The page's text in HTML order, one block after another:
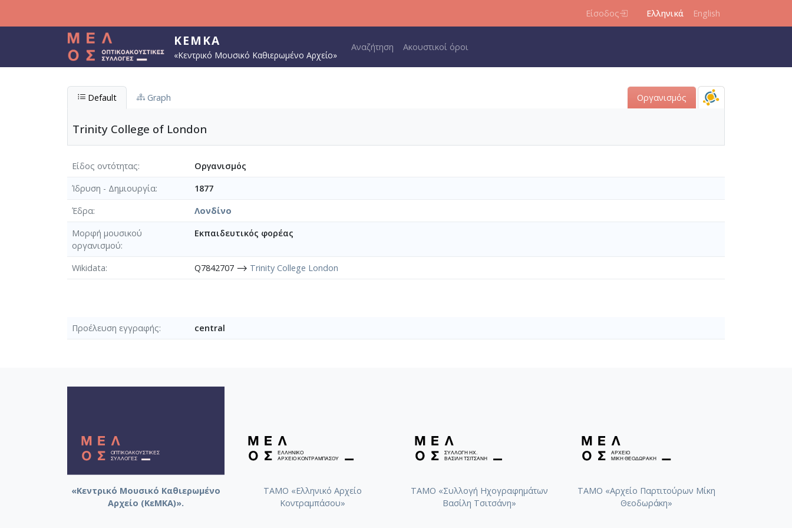
Είσοδος Ελληνικά English
ΚΕΜΚΑ
«Κεντρικό Μουσικό Καθιερωμένο Αρχείο»
Main navigation
Αναζήτηση Ακουστικοί όροι
Default Graph Οργανισμός
Trinity College of London
Είδος οντότητας
Οργανισμός
Ίδρυση - Δημιουργία
1877
Έδρα
Λονδίνο
Μορφή μουσικού
οργανισμού
Εκπαιδευτικός φορέας
Wikidata Q7842707 ⟶ Trinity College London
Προέλευση εγγραφής central
«Κεντρικό Μουσικό Καθιερωμένο
Αρχείο (ΚεΜΚΑ)».
ΤΑΜΟ «Ελληνικό Αρχείο
Κοντραμπάσου»
ΤΑΜΟ «Συλλογή Ηχογραφημάτων
Βασίλη Τσιτσάνη»
ΤΑΜΟ «Αρχείο Παρτιτούρων Μίκη
Θεοδωράκη»